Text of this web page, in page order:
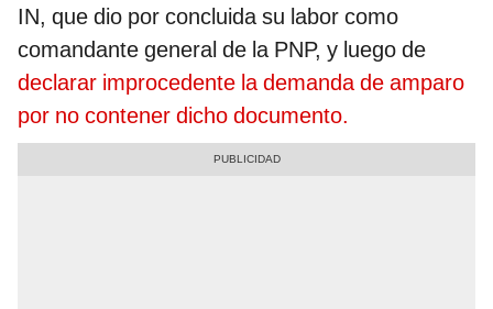
IN, que dio por concluida su labor como
comandante general de la PNP, y luego de
declarar improcedente la demanda de amparo
por no contener dicho documento.